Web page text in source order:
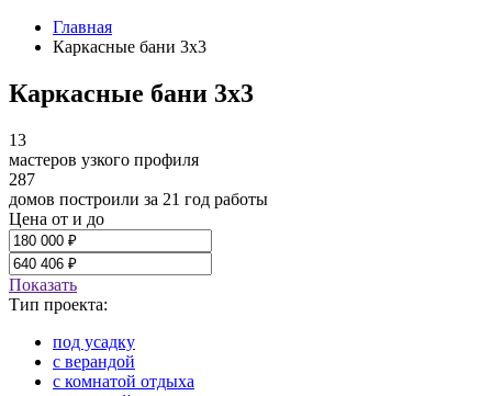
Главная
Каркасные бани 3x3
Каркасные бани 3x3
13
мастеров узкого профиля
287
домов построили за 21 год работы
Цена от и до
Показать
Тип проекта:
под усадку
с верандой
с комнатой отдыха